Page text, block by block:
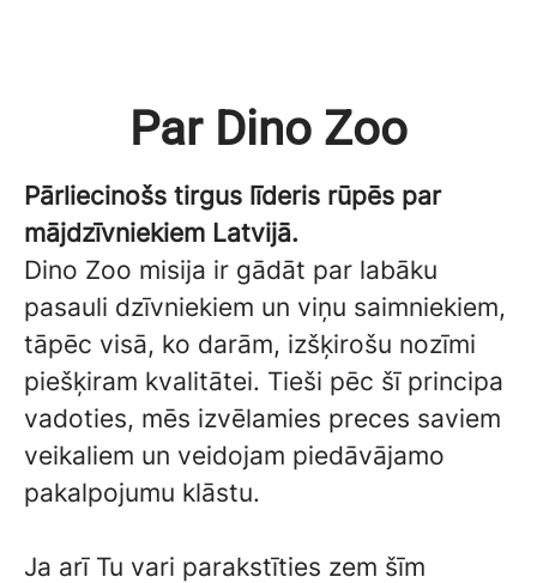
Par Dino Zoo
Pārliecinošs tirgus līderis rūpēs par
mājdzīvniekiem Latvijā.
Dino Zoo misija ir gādāt par labāku
pasauli dzīvniekiem un viņu saimniekiem,
tāpēc visā, ko darām, izšķirošu nozīmi
piešķiram kvalitātei. Tieši pēc šī principa
vadoties, mēs izvēlamies preces saviem
veikaliem un veidojam piedāvājamo
pakalpojumu klāstu.
Ja arī Tu vari parakstīties zem šīm